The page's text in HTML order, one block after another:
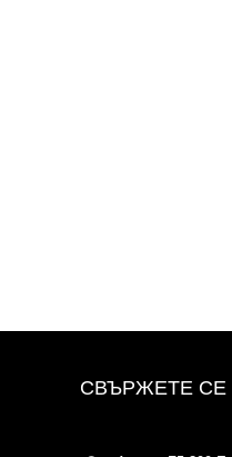
СВЪРЖЕТЕ СЕ